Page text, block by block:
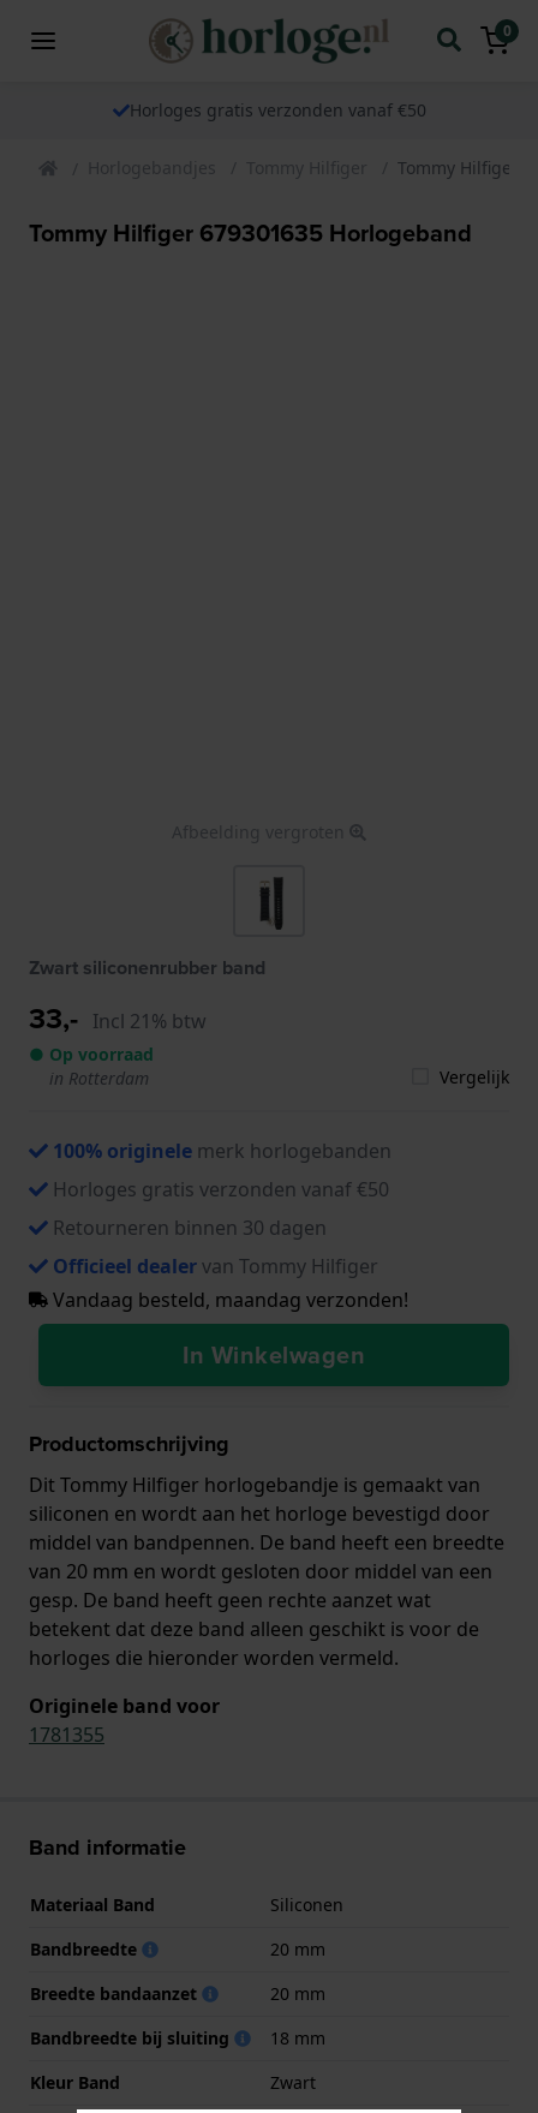
0
Horloges gratis verzonden vanaf €50
Horlogebandjes Tommy Hilfiger Tommy Hilfiger
Tommy Hilfiger 679301635 Horlogeband
Afbeelding vergroten
Zwart siliconenrubber band
33,- Incl 21% btw
● Op voorraad
in Rotterdam
Vergelijk
100% originele merk horlogebanden
Horloges gratis verzonden vanaf €50
Retourneren binnen 30 dagen
Officieel dealervan Tommy Hilfiger
Vandaag besteld, maandag verzonden!
In Winkelwagen
Productomschrijving
Dit Tommy Hilfiger horlogebandje is gemaakt van
siliconen en wordt aan het horloge bevestigd door
middel van bandpennen. De band heeft een breedte
van 20 mm en wordt gesloten door middel van een
gesp. De band heeft geen rechte aanzet wat
betekent dat deze band alleen geschikt is voor de
horloges die hieronder worden vermeld.
Originele band voor
1781355
Band informatie
Materiaal Band
Siliconen
Bandbreedte
20 mm
Breedte bandaanzet
20 mm
Bandbreedte bij sluiting
18 mm
Kleur Band
Zwart